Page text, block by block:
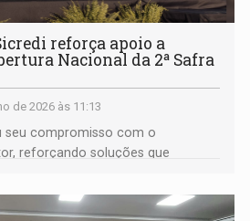
reforça apoio a
Nacional da 2ª Safra
de 2026 às 11:13
seu compromisso com o
reforçando soluções que